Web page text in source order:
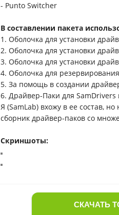
- Punto Switcher
В составлении пакета
1. Оболочка для установки
2. Оболочка для установки
3. Оболочка для установки
4. Оболочка для
5. За помощь в создании
6. Драйвер-Паки для SamDrivers
Я (SamLab) вхожу в ее состав,
сборник драйвер-паков со
Скриншоты: